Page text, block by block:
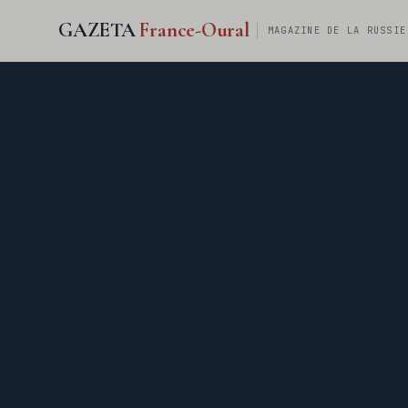
GAZETAFrance-Oural MAGAZINE DE LA